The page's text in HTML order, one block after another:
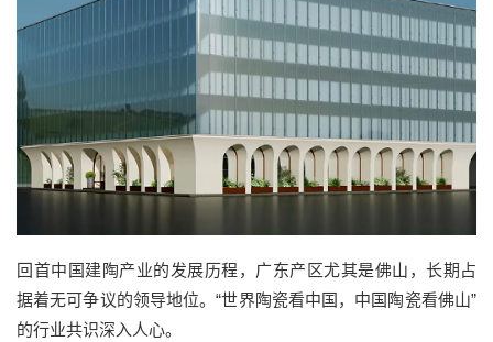
回首中国建陶产业的发展历程，广东产区尤其是佛山，长期占
据着无可争议的领导地位。“世界陶瓷看中国，中国陶瓷看佛山”
的行业共识深入人心。